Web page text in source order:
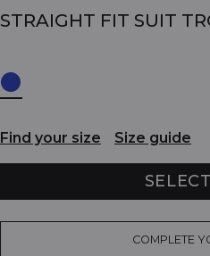
STRAIGHT FIT SUIT
Find your size Size guide
COMPLETE